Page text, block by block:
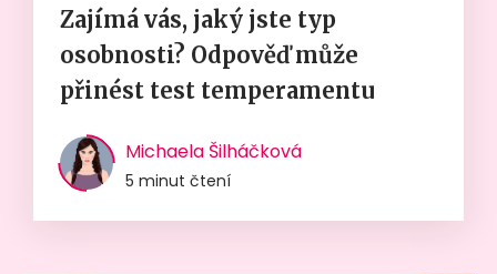
Zajímá vás, jaký jste typ
osobnosti? Odpověď může
přinést test temperamentu
Michaela Šilháčková
5 minut čtení